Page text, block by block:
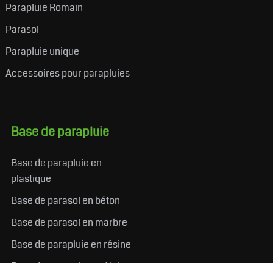
Parapluie Romain
Parasol
Parapluie unique
Accessoires pour parapluies
Base de parapluie
Base de parapluie en
plastique
Base de parasol en béton
Base de parasol en marbre
Base de parapluie en résine